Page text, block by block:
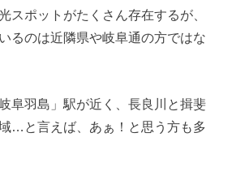
スポットがたくさん存在するが、
るのは近隣県や岐阜通の方ではな
阜羽島」駅が近く、長良川と揖斐
…と言えば、あぁ！と思う方も多